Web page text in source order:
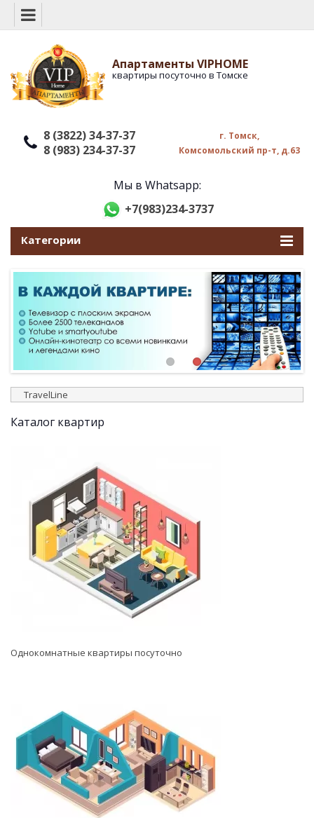
Апартаменты VIPHOME
квартиры посуточно в Томске
8 (3822) 34-37-37
8 (983) 234-37-37
г. Томск,
Комсомольский пр-т, д.63
Мы в Whatsapp:
+7(983)234-3737
Категории
TravelLine
Каталог квартир
Однокомнатные квартиры посуточно